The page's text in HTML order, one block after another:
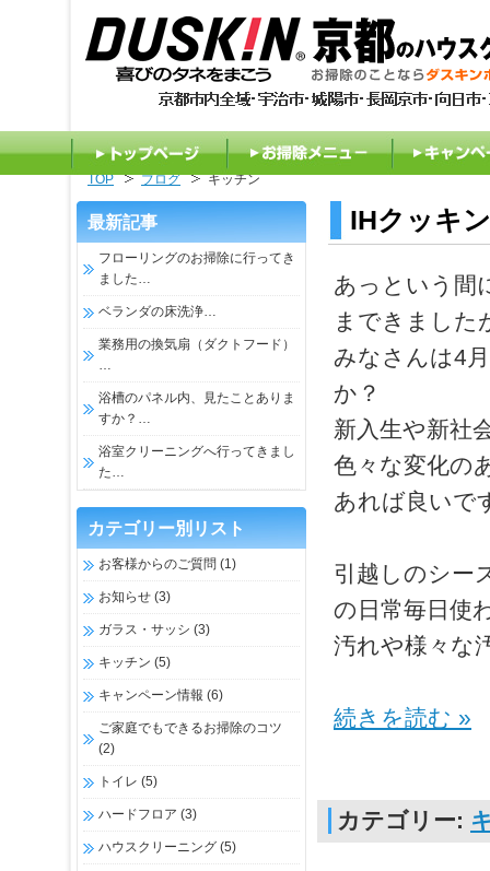
TOP ブログ キッチン
最新記事
フローリングのお掃除に行ってき
ました…
ベランダの床洗浄…
業務用の換気扇（ダクトフード）
…
浴槽のパネル内、見たことありま
すか？…
浴室クリーニングへ行ってきまし
た…
カテゴリー別リスト
お客様からのご質問 (1)
お知らせ (3)
ガラス・サッシ (3)
キッチン (5)
キャンペーン情報 (6)
ご家庭でもできるお掃除のコツ
(2)
トイレ (5)
ハードフロア (3)
ハウスクリーニング (5)
IHクッキ
あっという間
まできました
みなさんは4
か？
新入生や新社
色々な変化の
あれば良いで
引越しのシー
の日常毎日使
汚れや様々な
続きを読む »
カテゴリー:
トップページ お掃除メニュー